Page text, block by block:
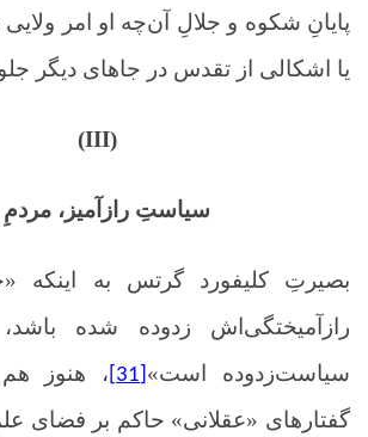
پایانِ شکوه و جلالِ آن‌چه او امر
یا اشکالی از تقدس در جاهای دیگر
(III)
سیاستِ رازآمیز،
بصیرتِ کلیفورد گرتس به اینکه
رازآمیختگی‌اش زدوده شده
سیاست‌زدوده است»
، هنوز هم
گفتارهای «عقلانی» حاکم بر فضای